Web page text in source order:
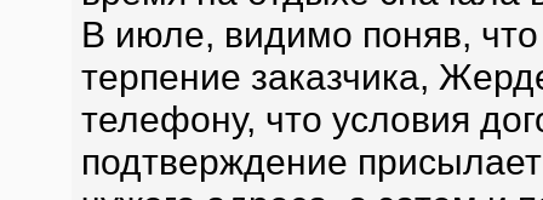
В июле, видимо поняв,
терпение заказчика,
телефону, что условия
подтверждение